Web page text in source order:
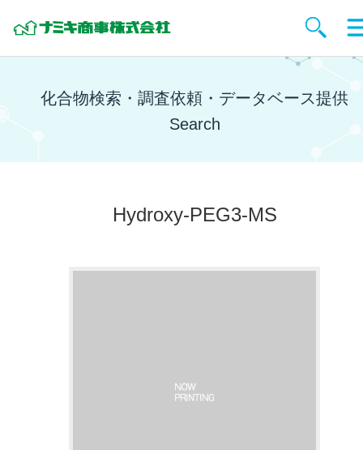
化合物検索・調査依頼・データベース提供
Search
Hydroxy-PEG3-MS